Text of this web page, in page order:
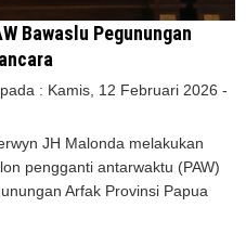
Bawaslu Pegunungan
pada : Kamis, 12 Februari 2026 -
JH Malonda melakukan
pengganti antarwaktu (PAW)
Arfak Provinsi Papua